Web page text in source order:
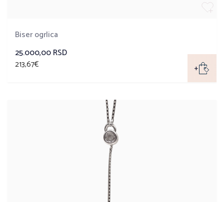
Biser ogrlica
25.000,00 RSD
213,67€ +